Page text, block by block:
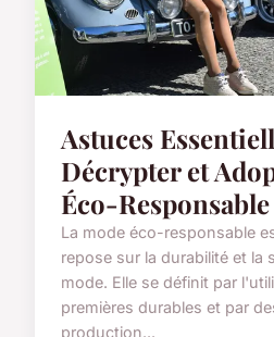
Astuces
Décrypter et
Éco-Responsable
La mode éco-responsable
repose sur la durabilité et la
mode. Elle se définit par
premières durables et par
production...